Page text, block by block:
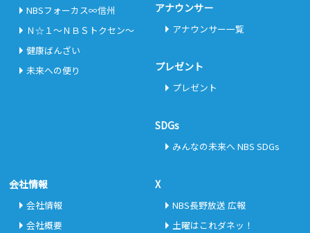
NBSフォーカス∞信州
Ｎ☆１～ＮＢＳトクセン～
健康ばんざい
未来への便り
アナウンサー
アナウンサー一覧
プレゼント
プレゼント
SDGs
みんなの未来へ NBS SDGs
会社情報
会社情報
会社概要
X
NBS長野放送 広報
土曜はこれダネッ！